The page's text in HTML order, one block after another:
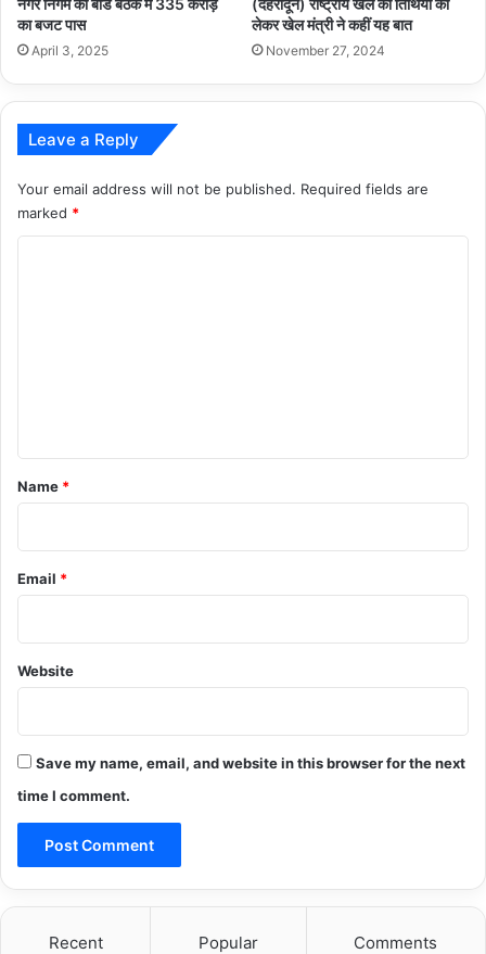
नगर निगम की बोर्ड बैठक में 335 करोड़
का बजट पास
April 3, 2025
(देहरादून) राष्ट्रीय खेल की तिथियों को
लेकर खेल मंत्री ने कहीं यह बात
November 27, 2024
Leave a Reply
Your email address will not be published. Required fields are
marked *
*
Name *
Email *
Website
Save my name, email, and website in this browser for the next
time I comment.
Recent Popular Comments